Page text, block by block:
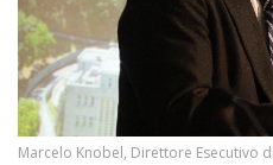
Marcelo Knobel, Direttore Esecutivo